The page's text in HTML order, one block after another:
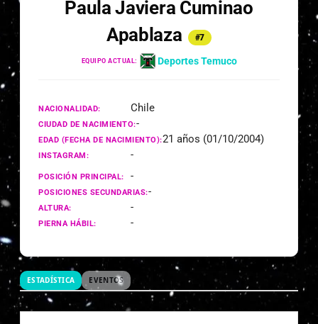
Paula Javiera Cuminao
Apablaza
#7
EQUIPO ACTUAL: Deportes Temuco
NACIONALIDAD: Chile
CIUDAD DE NACIMIENTO:-
EDAD (FECHA DE NACIMIENTO):21 años (01/10/2004)
INSTAGRAM: -
POSICIÓN PRINCIPAL: -
POSICIONES SECUNDARIAS:-
ALTURA: -
PIERNA HÁBIL: -
ESTADÍSTICA EVENTOS